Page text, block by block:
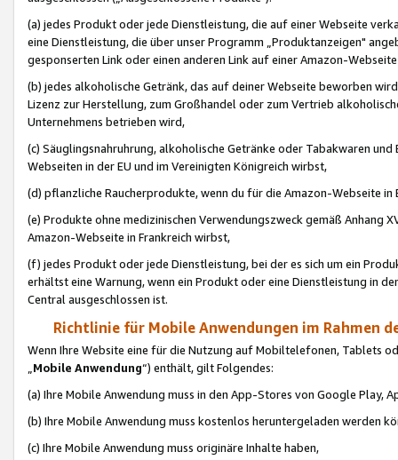
(a) jedes Produkt oder jede Dienstleistung, die auf einer Webseite
eine Dienstleistung, die über unser Programm „Produktanzeigen"
gesponserten Link oder einen anderen Link auf einer Amazon-
(b) jedes alkoholische Getränk, das auf deiner Webseite beworben
Lizenz zur Herstellung, zum Großhandel oder zum Vertrieb
Unternehmens betrieben wird,
(c) Säuglingsnahruhrung, alkoholische Getränke oder Tabakwaren
Webseiten in der EU und im Vereinigten Königreich wirbst,
(d) pflanzliche Raucherprodukte, wenn du für die Amazon-Webseite in
(e) Produkte ohne medizinischen Verwendungszweck gemäß Anhang
Amazon-Webseite in Frankreich wirbst,
(f) jedes Produkt oder jede Dienstleistung, bei der es sich um ein
erhältst eine Warnung, wenn ein Produkt oder eine Dienstleistung in
Central ausgeschlossen ist.
Richtlinie für Mobile Anwendungen im Rahmen
Wenn Ihre Website eine für die Nutzung auf Mobiltelefonen, Tablets
„Mobile Anwendung“) enthält, gilt Folgendes:
(a) Ihre Mobile Anwendung muss in den App-Stores von Google Play,
(b) Ihre Mobile Anwendung muss kostenlos heruntergeladen werden
(c) Ihre Mobile Anwendung muss originäre Inhalte haben,